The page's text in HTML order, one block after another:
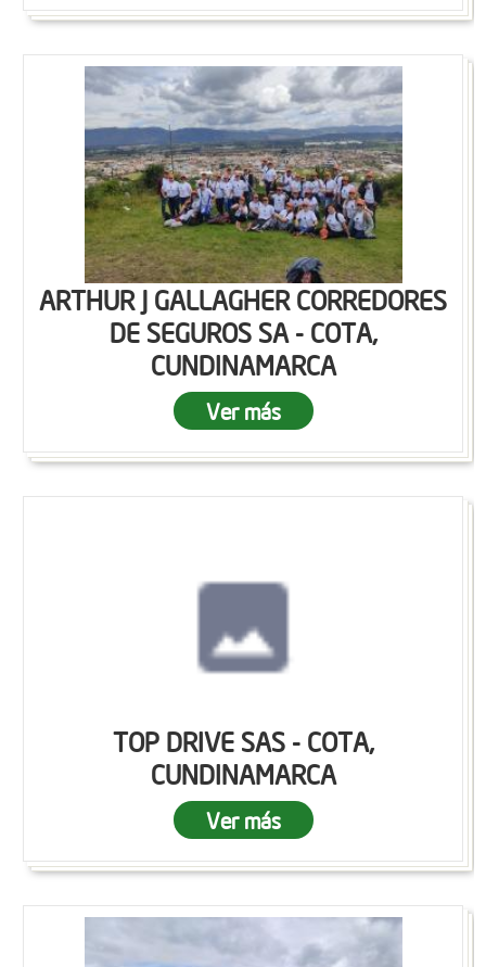
ARTHUR J GALLAGHER CORREDORES
DE SEGUROS SA - COTA,
CUNDINAMARCA
Ver más
TOP DRIVE SAS - COTA,
CUNDINAMARCA
Ver más